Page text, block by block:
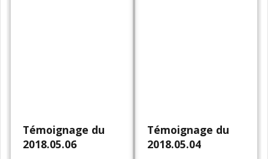
Témoignage du
2018.05.06
Témoignage du
2018.05.04